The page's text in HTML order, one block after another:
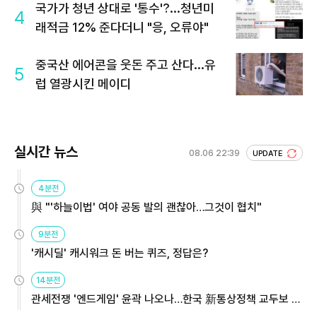
4
국가가 청년 상대로 '통수'?...청년미
래적금 12% 준다더니 "응, 오류야"
5
중국산 에어콘을 웃돈 주고 산다...유
럽 열광시킨 메이디
실시간 뉴스 08.06 22:39 UPDATE
4분전
與 "'하늘이법' 여야 공동 발의 괜찮아…그것이 협치"
9분전
'캐시딜' 캐시워크 돈 버는 퀴즈, 정답은?
14분전
관세전쟁 '엔드게임' 윤곽 나오나…한국 新통상정책 교두보 활